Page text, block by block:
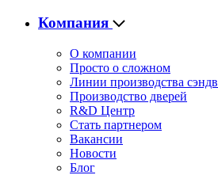
Компания
О компании
Просто о сложном
Линии производства
Производство дверей
R&D Центр
Стать партнером
Вакансии
Новости
Блог